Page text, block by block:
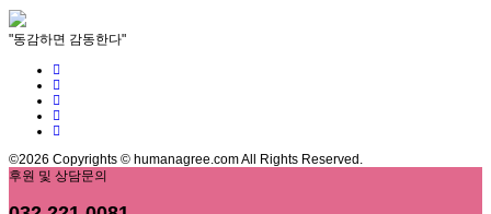
"동감하면 감동한다"
©2026 Copyrights © humanagree.com All Rights Reserved.
후원 및 상담문의